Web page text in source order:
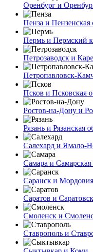
Оренбург и
Пенза и Пензенская
Пермь и Пермский
Петрозаводск и
Петропавловск-
Псков и Псковская
Ростов-на-Дону и
Рязань и Рязанская
Салехард и Ямало-
Самара и Самарская
Саранск и Мордовия
Саратов и
Смоленск и
Ставрополь и